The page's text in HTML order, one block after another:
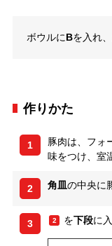
ボウルにBを入れ
作りかた
1 豚肉は、フォ
味をつけ、室
2 角皿の中央に
3 2 を下段に